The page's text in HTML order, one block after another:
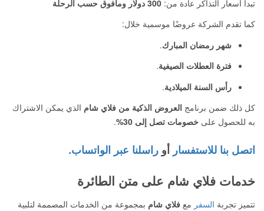
تبدأ أسعار التذاكر عادة من: 300 دولار ومافوق حسب الرحلة
كما تقدم الشركة عروضًا موسمية خلال:
شهر رمضان المبارك.
فترة العطلات الصيفية.
رأس السنة الميلادية.
كل ذلك ضمن برنامج العروض الذكية من فلاي شام الذي يمكن الاشتراك
به للحصول على خصومات تصل إلى 30% .
اتصل بنا للاستفسار أو راسلنا عبر الواتساب.
خدمات فلاي شام على متن الطائرة
تتميز تجربة السفر مع فلاي شام بمجموعة من الخدمات المصممة لتلبية